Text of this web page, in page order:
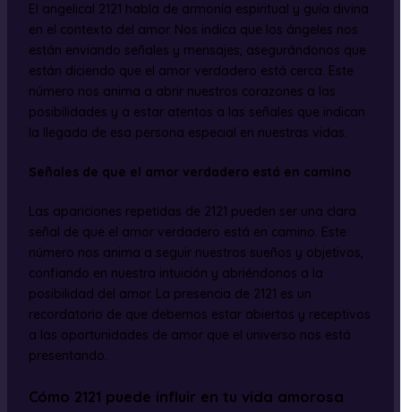
El angelical 2121 habla de armonía espiritual y guía divina
en el contexto del amor. Nos indica que los ángeles nos
están enviando señales y mensajes, asegurándonos que
están diciendo que el amor verdadero está cerca. Este
número nos anima a abrir nuestros corazones a las
posibilidades y a estar atentos a las señales que indican
la llegada de esa persona especial en nuestras vidas.
Señales de que el amor verdadero está en camino
Las apariciones repetidas de 2121 pueden ser una clara
señal de que el amor verdadero está en camino. Este
número nos anima a seguir nuestros sueños y objetivos,
confiando en nuestra intuición y abriéndonos a la
posibilidad del amor. La presencia de 2121 es un
recordatorio de que debemos estar abiertos y receptivos
a las oportunidades de amor que el universo nos está
presentando.
Cómo 2121 puede influir en tu vida amorosa